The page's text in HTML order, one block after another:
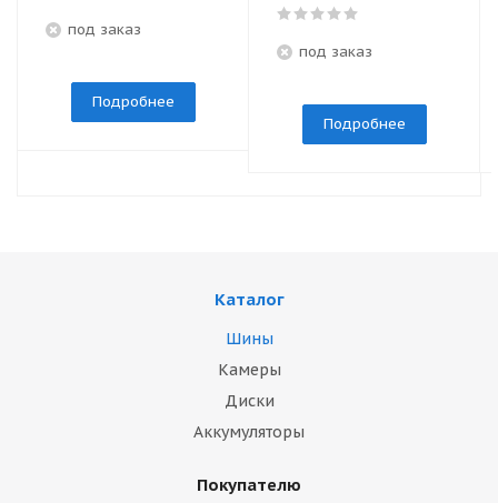
под заказ
Подробнее
под заказ
Подробнее
Каталог
Шины
Камеры
Диски
Аккумуляторы
Покупателю